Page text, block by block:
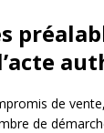
de
de